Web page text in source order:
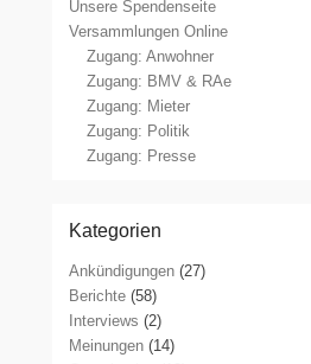
Unsere Spendenseite
Versammlungen Online
Zugang: Anwohner
Zugang: BMV & RAe
Zugang: Mieter
Zugang: Politik
Zugang: Presse
Kategorien
Ankündigungen (27)
Berichte (58)
Interviews (2)
Meinungen (14)